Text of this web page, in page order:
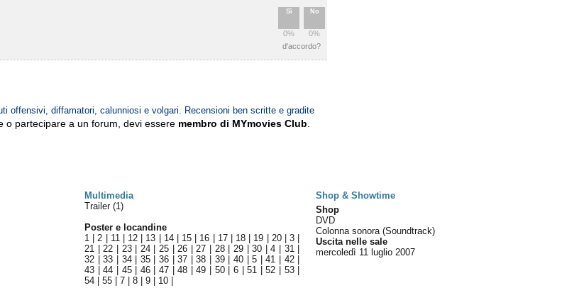
Sì
0%
No
0%
d'accordo?
offensivi, diffamatori, calunniosi e volgari. Recensioni ben scritte e gradite
o partecipare a un forum, devi essere membro di MYmovies Club
Multimedia
Shop & Showtime
Trailer (1)
Poster e locandine
1 |2 11| 12 13 14| 15 16 17| 18 19 20|3
21 |22 23| 24|25 |26 |27 28| 29|30 |4 31|
32 |33 34| 35|36 |37 |38 39| 40|5 |41 42|
43 |44 45| 46|47 |48 |49 50| 6|51 |52 53|
54 |55 |7 |8 |9 10
Shop
DVD
Colonna sonora (Soundtrack)
Uscita nelle sale
mercoledì 11 luglio 2007